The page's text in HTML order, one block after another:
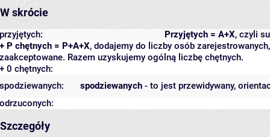
W skrócie
Przyjętych = A+X, czyli
przyjętych:
+ P chętnych = P+A+X, dodajemy do liczby osób
zaakceptowane. Razem uzyskujemy ogólną liczbę chętnych.
+ 0 chętnych:
spodziewanych - to jest przewidywany,
spodziewanych:
odrzuconych:
Szczegóły